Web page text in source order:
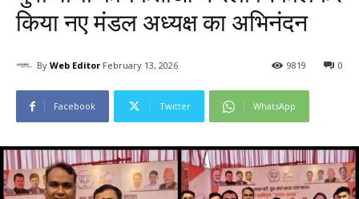
किया नए मंडल अध्यक्ष का अभिनंदन
By Web Editor February 13, 2026 0
9819
Facebook Twitter WhatsApp